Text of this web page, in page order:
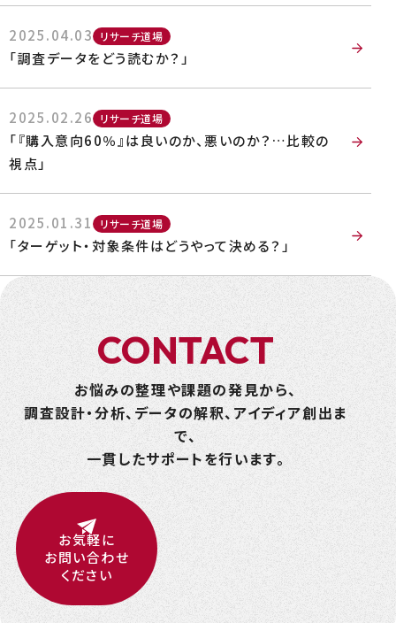
2025.04.03 リサーチ道場
「調査データをどう読むか？」
2025.02.26 リサーチ道場
「『購入意向60％』は良いのか、悪いのか？…比較の
視点」
2025.01.31 リサーチ道場
「ターゲット・対象条件はどうやって決める？」
CONTACT
お悩みの整理や課題の発見から、
調査設計・分析、データの解釈、アイディア創出ま
で、
一貫したサポートを行います。
お気軽に
お問い合わせ
ください